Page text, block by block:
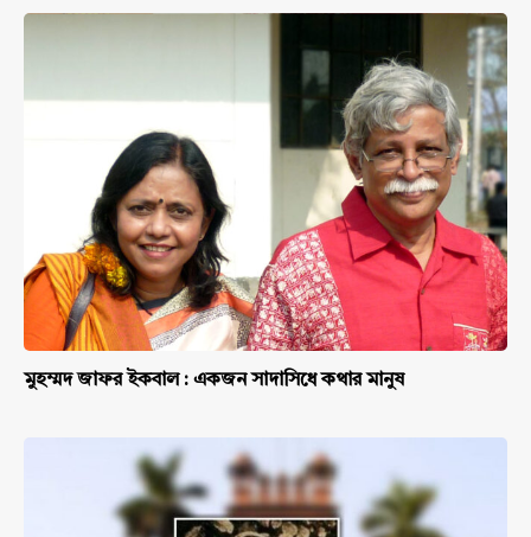
মুহম্মদ জাফর ইকবাল : একজন সাদাসিধে কথার মানুষ